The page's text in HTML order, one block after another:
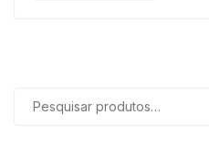
Pesquisar